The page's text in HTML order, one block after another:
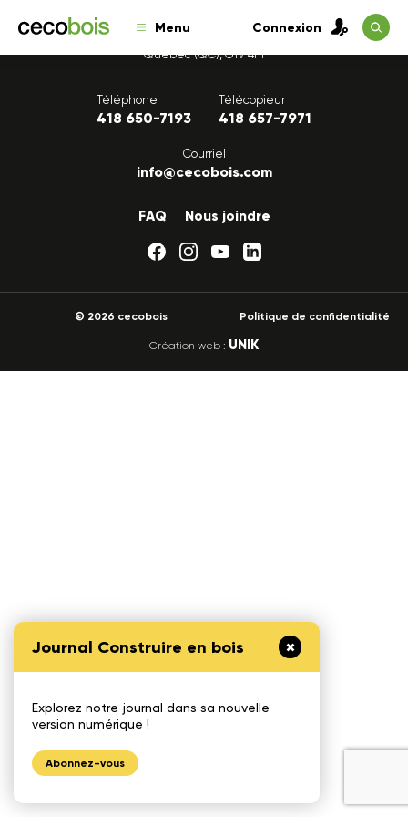
Menu Connexion
Journal Construire en bois
Explorez notre journal dans sa nouvelle
version numérique !
Abonnez-vous
1175, avenue Lavigerie, Bureau 200
Québec (QC), G1V 4P1
Téléphone
418 650-7193
Télécopieur
418 657-7971
Courriel
info@cecobois.com
FAQ Nous joindre
© 2026 cecobois Politique de confidentialité
Création web : UNIK